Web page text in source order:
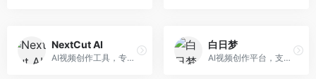
NextCut AI
AI视频创作工具，专注于智能剪辑和视频生成。面向视频创作者，提供智能剪辑、视频生成、特效添加等功能，剪辑效率高，适合快节奏内容生产。
白日梦
AI视频创作平台，支持生成长达50分钟的长视频内容。面向长视频创作者和内容生产者，支持故事视频生成、视频编辑等功能，适合叙事性内容创作。